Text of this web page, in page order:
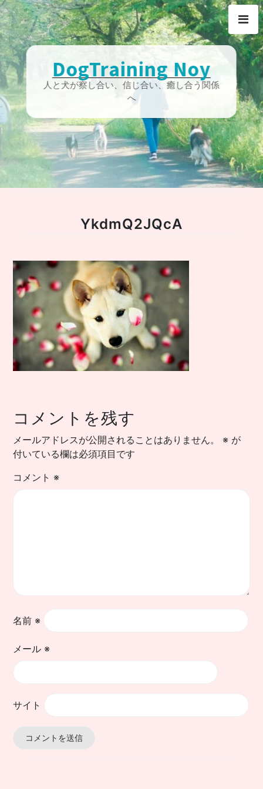
Skip
to
content
DogTraining Noy
人と犬が察し合い、信じ合い、癒し合う関係
へ
YkdmQ2JQcA
コメントを残す
メールアドレスが公開されることはありません。 ※ が
付いている欄は必須項目です
コメント ※
名前 ※
メール ※
サイト